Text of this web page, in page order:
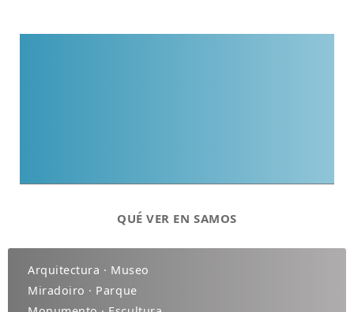
QUÉ VER EN SAMOS
Arquitectura · Museo
Miradoiro · Parque